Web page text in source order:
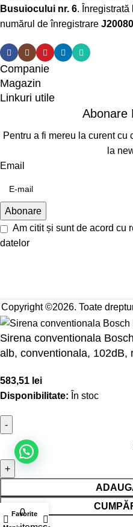
Busuiocului nr. 6.
numărul de înregistrare
Companie
Magazin
Linkuri utile
Abonare
Pentru a fi mereu la curent
la
Email
Am citit și sunt de acord cu
datelor
Copyright ©2026. Toate
Sirena conventionala
alb, conventionala, 102dB,
583,51 lei
Disponibilitate: În stoc
Favorite
0